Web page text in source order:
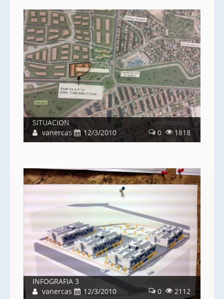
SITUACION
vanercas
12/3/2010 0 1818
INFOGRAFIA 3
vanercas
12/3/2010 0 2112